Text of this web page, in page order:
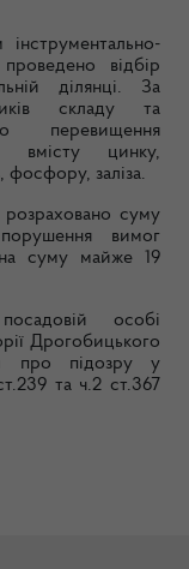
відбір
ділянці. За
складу та
перевищення
вмісту цинку,
фосфору, заліза.
розраховано суму
вимог
на суму майже 19
особі
Дрогобицького
про підозру у
та ч.2 ст.367